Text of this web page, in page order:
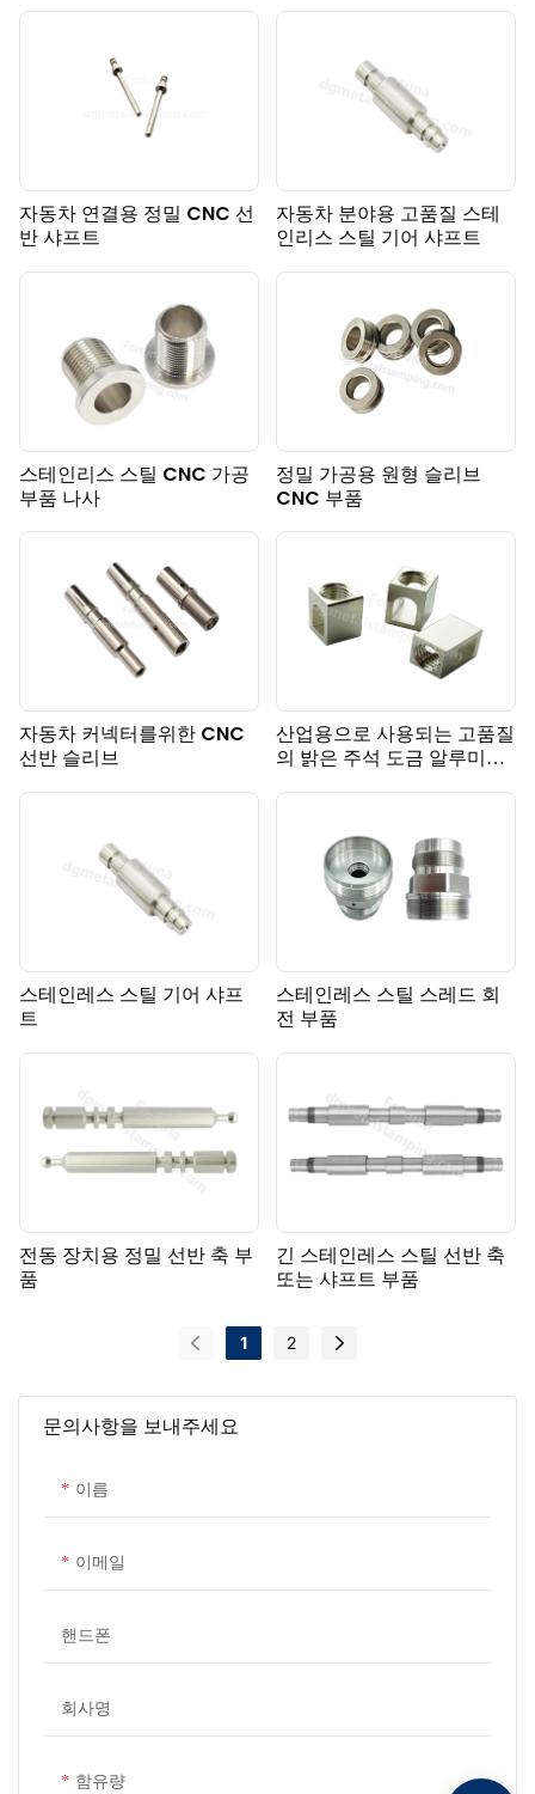
문의사항을 보내주세요
이름
이메일
핸드폰
회사명
함유량
자동차 연결용 정밀 CNC 선
반 샤프트
자동차 분야용 고품질 스테
인리스 스틸 기어 샤프트
스테인리스 스틸 CNC 가공
부품 나사
정밀 가공용 원형 슬리브
CNC 부품
자동차 커넥터를위한 CNC
선반 슬리브
산업용으로 사용되는 고품질
의 밝은 주석 도금 알루미늄
스테인레스 스틸 기어 샤프
트
스테인레스 스틸 스레드 회
전 부품
전동 장치용 정밀 선반 축 부
품
긴 스테인레스 스틸 선반 축
또는 샤프트 부품
1 2